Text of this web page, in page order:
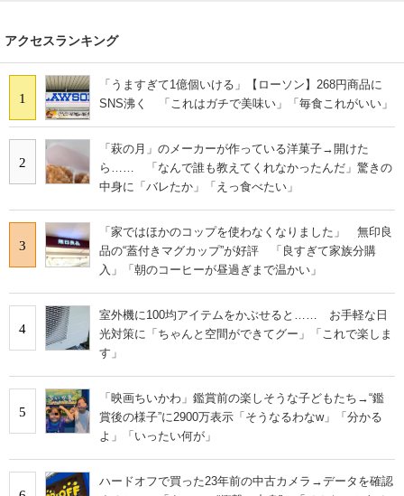
アクセスランキング
1
「うますぎて1億個いける」【ローソン】268円商品に
SNS沸く 「これはガチで美味い」「毎食これがいい」
2
「萩の月」のメーカーが作っている洋菓子→開けた
ら…… 「なんで誰も教えてくれなかったんだ」驚きの
中身に「バレたか」「えっ食べたい」
3
「家ではほかのコップを使わなくなりました」 無印良
品の“蓋付きマグカップ”が好評 「良すぎて家族分購
入」「朝のコーヒーが昼過ぎまで温かい」
4
室外機に100均アイテムをかぶせると…… お手軽な日
光対策に「ちゃんと空間ができてグー」「これで楽しま
す」
5
「映画ちいかわ」鑑賞前の楽しそうな子どもたち→“鑑
賞後の様子”に2900万表示「そうなるわなw」「分かる
よ」「いったい何が」
ハードオフで買った23年前の中古カメラ→データを確認